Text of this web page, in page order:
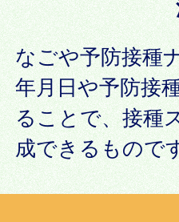
なごや予防接種
年月日や予防接
ることで、接種
成できるもので